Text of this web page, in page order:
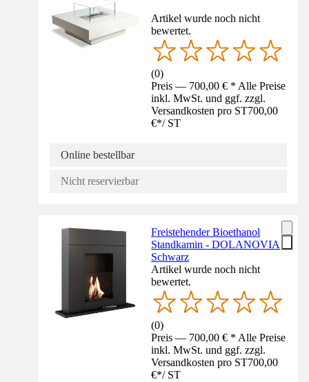
Artikel wurde noch nicht
bewertet.
(0)
Preis — 700,00 € * Alle Preise
inkl. MwSt. und ggf. zzgl.
Versandkosten pro ST700,00
€*/ ST
Online bestellbar
Nicht reservierbar
Freistehender Bioethanol
Standkamin - DOLANOVIA
Schwarz
Artikel wurde noch nicht
bewertet.
(0)
Preis — 700,00 € * Alle Preise
inkl. MwSt. und ggf. zzgl.
Versandkosten pro ST700,00
€*/ ST